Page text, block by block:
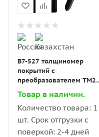
В7-527 толщиномер
покрытий с
преобразователем ТМ2-
01 с поверкой
Товар в наличии.
Количество товара: 1
шт. Срок отгрузки с
поверкой: 2-4 дней